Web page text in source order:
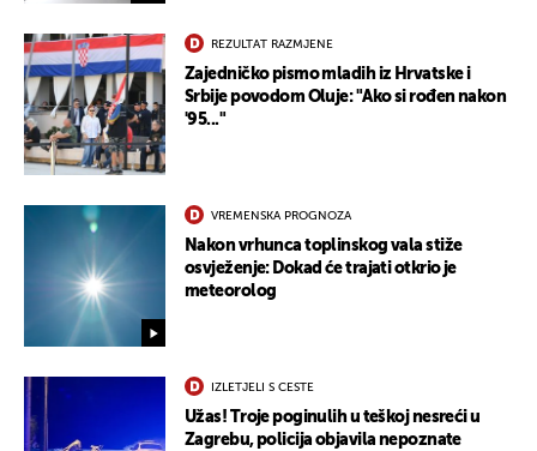
REZULTAT RAZMJENE
Zajedničko pismo mladih iz Hrvatske i
Srbije povodom Oluje: "Ako si rođen nakon
'95..."
VREMENSKA PROGNOZA
Nakon vrhunca toplinskog vala stiže
osvježenje: Dokad će trajati otkrio je
meteorolog
IZLETJELI S CESTE
Užas! Troje poginulih u teškoj nesreći u
Zagrebu, policija objavila nepoznate